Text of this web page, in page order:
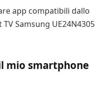
app compatibili dallo
Samsung UE24N4305
mio smartphone